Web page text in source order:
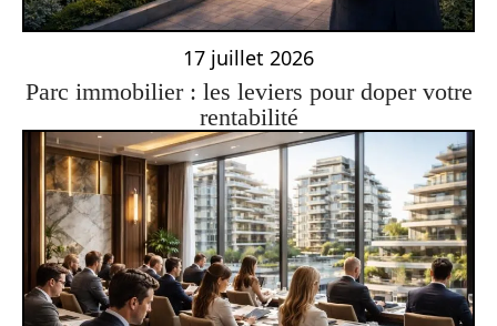
17 juillet 2026
Parc immobilier : les leviers pour doper votre
rentabilité